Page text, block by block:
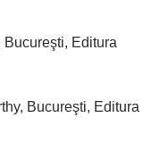
Editura
Bucureşti, Editura